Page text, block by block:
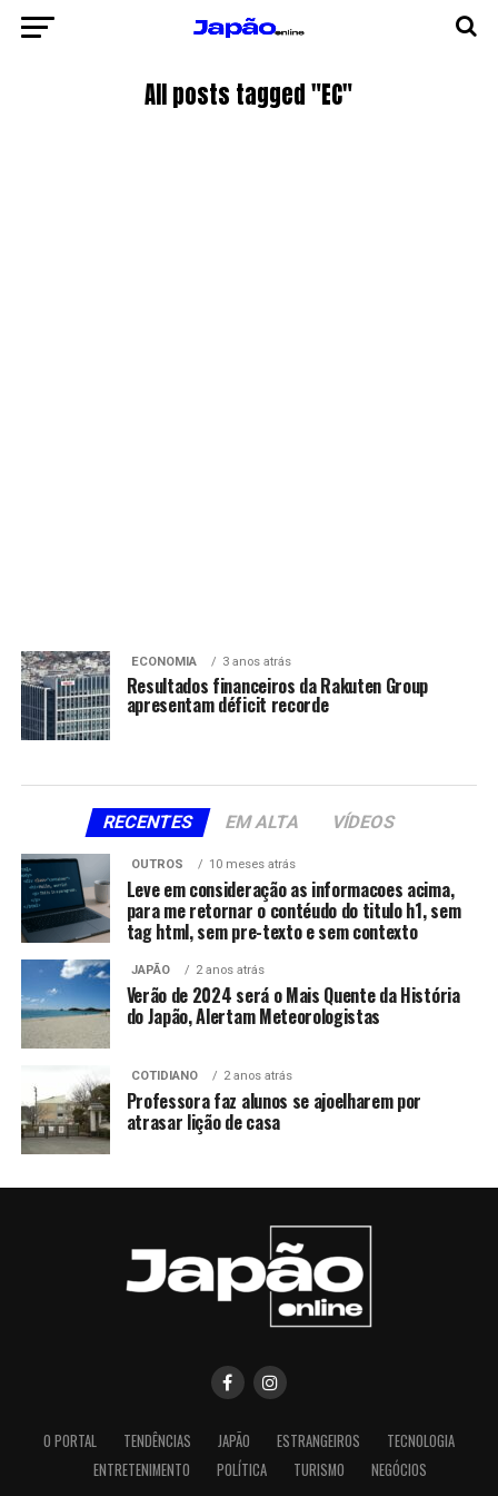
All posts tagged "EC"
ECONOMIA 3 anos atrás
Resultados financeiros da Rakuten Group
apresentam déficit recorde
RECENTES EM ALTA VÍDEOS
OUTROS 10 meses atrás
Leve em consideração as informacoes acima,
para me retornar o contéudo do titulo h1, sem
tag html, sem pre-texto e sem contexto
JAPÃO 2 anos atrás
Verão de 2024 será o Mais Quente da História
do Japão, Alertam Meteorologistas
COTIDIANO 2 anos atrás
Professora faz alunos se ajoelharem por
atrasar lição de casa
O PORTAL TENDÊNCIAS JAPÃO ESTRANGEIROS
TECNOLOGIA
ENTRETENIMENTO
POLÍTICA TURISMO NEGÓCIOS